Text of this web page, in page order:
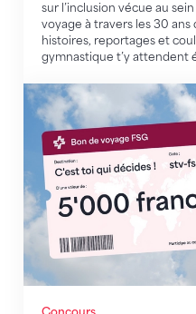
sur l’inclusion vécue au
voyage à travers les 30 ans
histoires, reportages et
gymnastique t’y attendent
Concours FSG 2026